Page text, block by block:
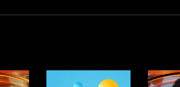
من المشتركة?
לממשלת מיעוט בתמיכה מבחוץ או הימנעות של המשותפת?